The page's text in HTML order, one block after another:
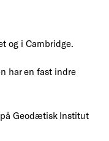
og i Cambridge.
har en fast indre
Geodætisk Institut